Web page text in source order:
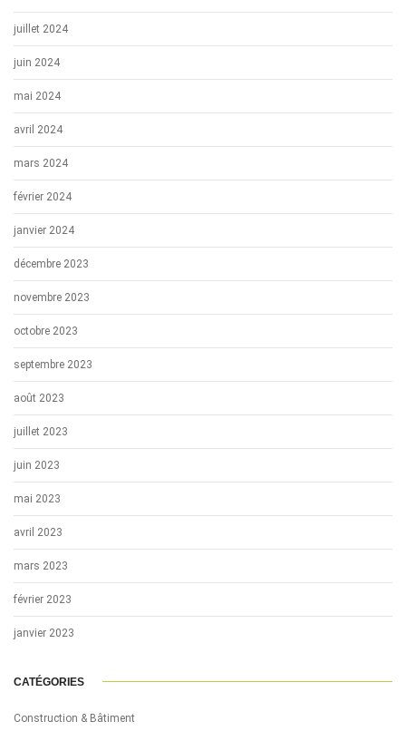
juillet 2024
juin 2024
mai 2024
avril 2024
mars 2024
février 2024
janvier 2024
décembre 2023
novembre 2023
octobre 2023
septembre 2023
août 2023
juillet 2023
juin 2023
mai 2023
avril 2023
mars 2023
février 2023
janvier 2023
CATÉGORIES
Construction & Bâtiment